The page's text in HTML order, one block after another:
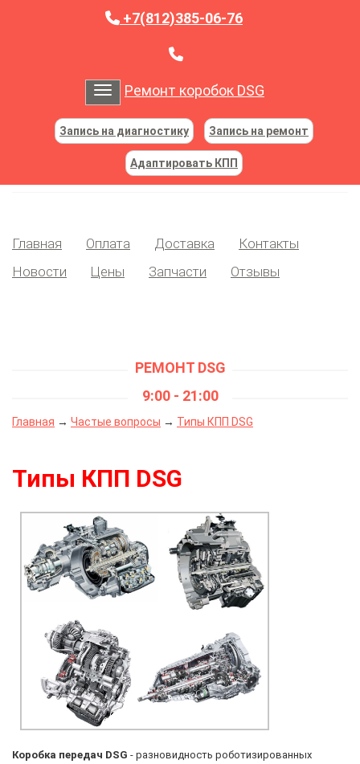
+7(812)385-06-76
Toggle navigation
Ремонт коробок DSG
Запись на диагностику Запись на ремонт
Адаптировать КПП
Главная Оплата Доставка
Контакты
Новости
Цены Запчасти Отзывы
РЕМОНТ DSG
9:00 - 21:00
Главная → Частые вопросы → Типы КПП DSG
Типы КПП DSG
Коробка передач DSG - разновидность роботизированных